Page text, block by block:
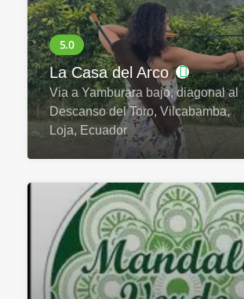
La Casa del Arco
Via a Yamburara bajo, diagonal al
Descanso del Toro, Vilcabamba,
Loja, Ecuador